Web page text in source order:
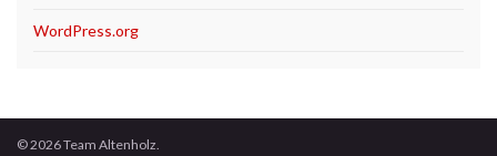
WordPress.org
© 2026 Team Altenholz.